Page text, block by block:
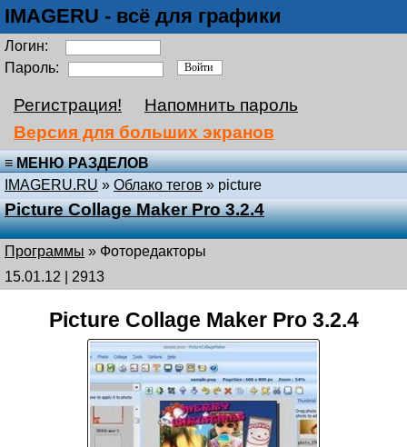
IMAGERU - всё для графики
Логин:
Пароль:
Регистрация!
Напомнить пароль
Версия для больших экранов
≡ МЕНЮ РАЗДЕЛОВ
IMAGERU.RU » Облако тегов » picture
Picture Collage Maker Pro 3.2.4
Программы » Фоторедакторы
15.01.12 | 2913
Picture Collage Maker Pro 3.2.4